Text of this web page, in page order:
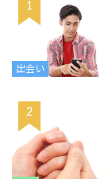
出会い